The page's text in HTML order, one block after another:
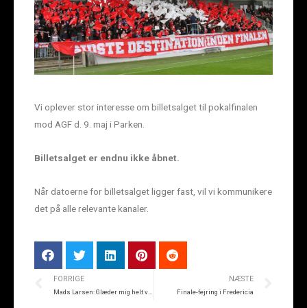
Vi oplever stor interesse om billetsalget til pokalfinalen
mod AGF d. 9. maj i Parken.
Billetsalget er endnu ikke åbnet.
Når datoerne for billetsalget ligger fast, vil vi kommunikere
det på alle relevante kanaler.
FORRIGE NÆSTE
Finale-fejring i Fredericia